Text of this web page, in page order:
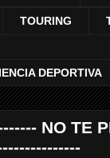
TOURING
DEPORTIVA
NO TE